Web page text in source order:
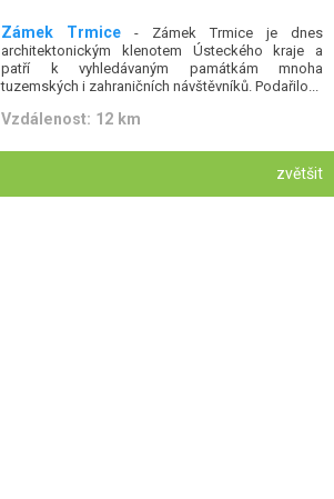
Zámek Trmice - Zámek Trmice je dnes
architektonickým klenotem Ústeckého kraje a
patří k vyhledávaným památkám mnoha
tuzemských i zahraničních návštěvníků. Podařilo...
Vzdálenost: 12 km
zvětšit